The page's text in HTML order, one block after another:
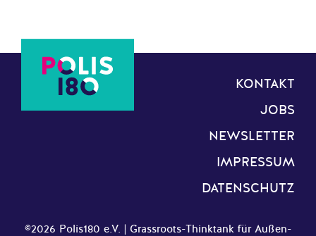
KONTAKT
JOBS
NEWSLETTER
IMPRESSUM
DATENSCHUTZ
©2026 Polis180 e.V. | Grassroots-Thinktank für Außen-